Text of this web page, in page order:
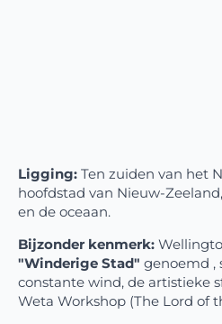
Ligging: Ten zuiden van het
hoofdstad van Nieuw-
en de oceaan.
Bijzonder kenmerk:
"Winderige Stad" genoemd ,
constante wind, de artistieke
Weta Workshop (The Lord of